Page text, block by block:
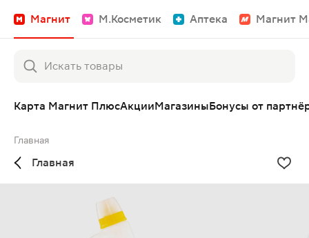
Магнит М.Косметик Аптека Магнит
Карта Магнит ПлюсАкцииМагазиныБонусы от
Главная
Главная